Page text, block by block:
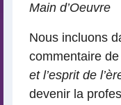
Main d’Oeuvre
Nous incluons
commentaire de
et l’esprit de
devenir la